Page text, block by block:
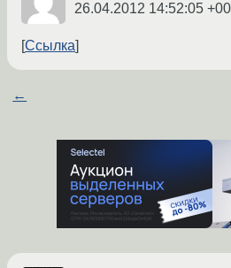
26.04.2012 14:52:05
Ссылка
←